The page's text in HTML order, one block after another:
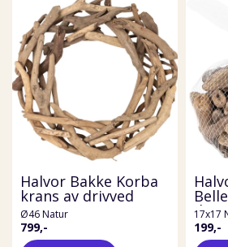
Halvor Bakke Korba
krans av drivved
Ø46 Natur
799,-
17x17
199,-